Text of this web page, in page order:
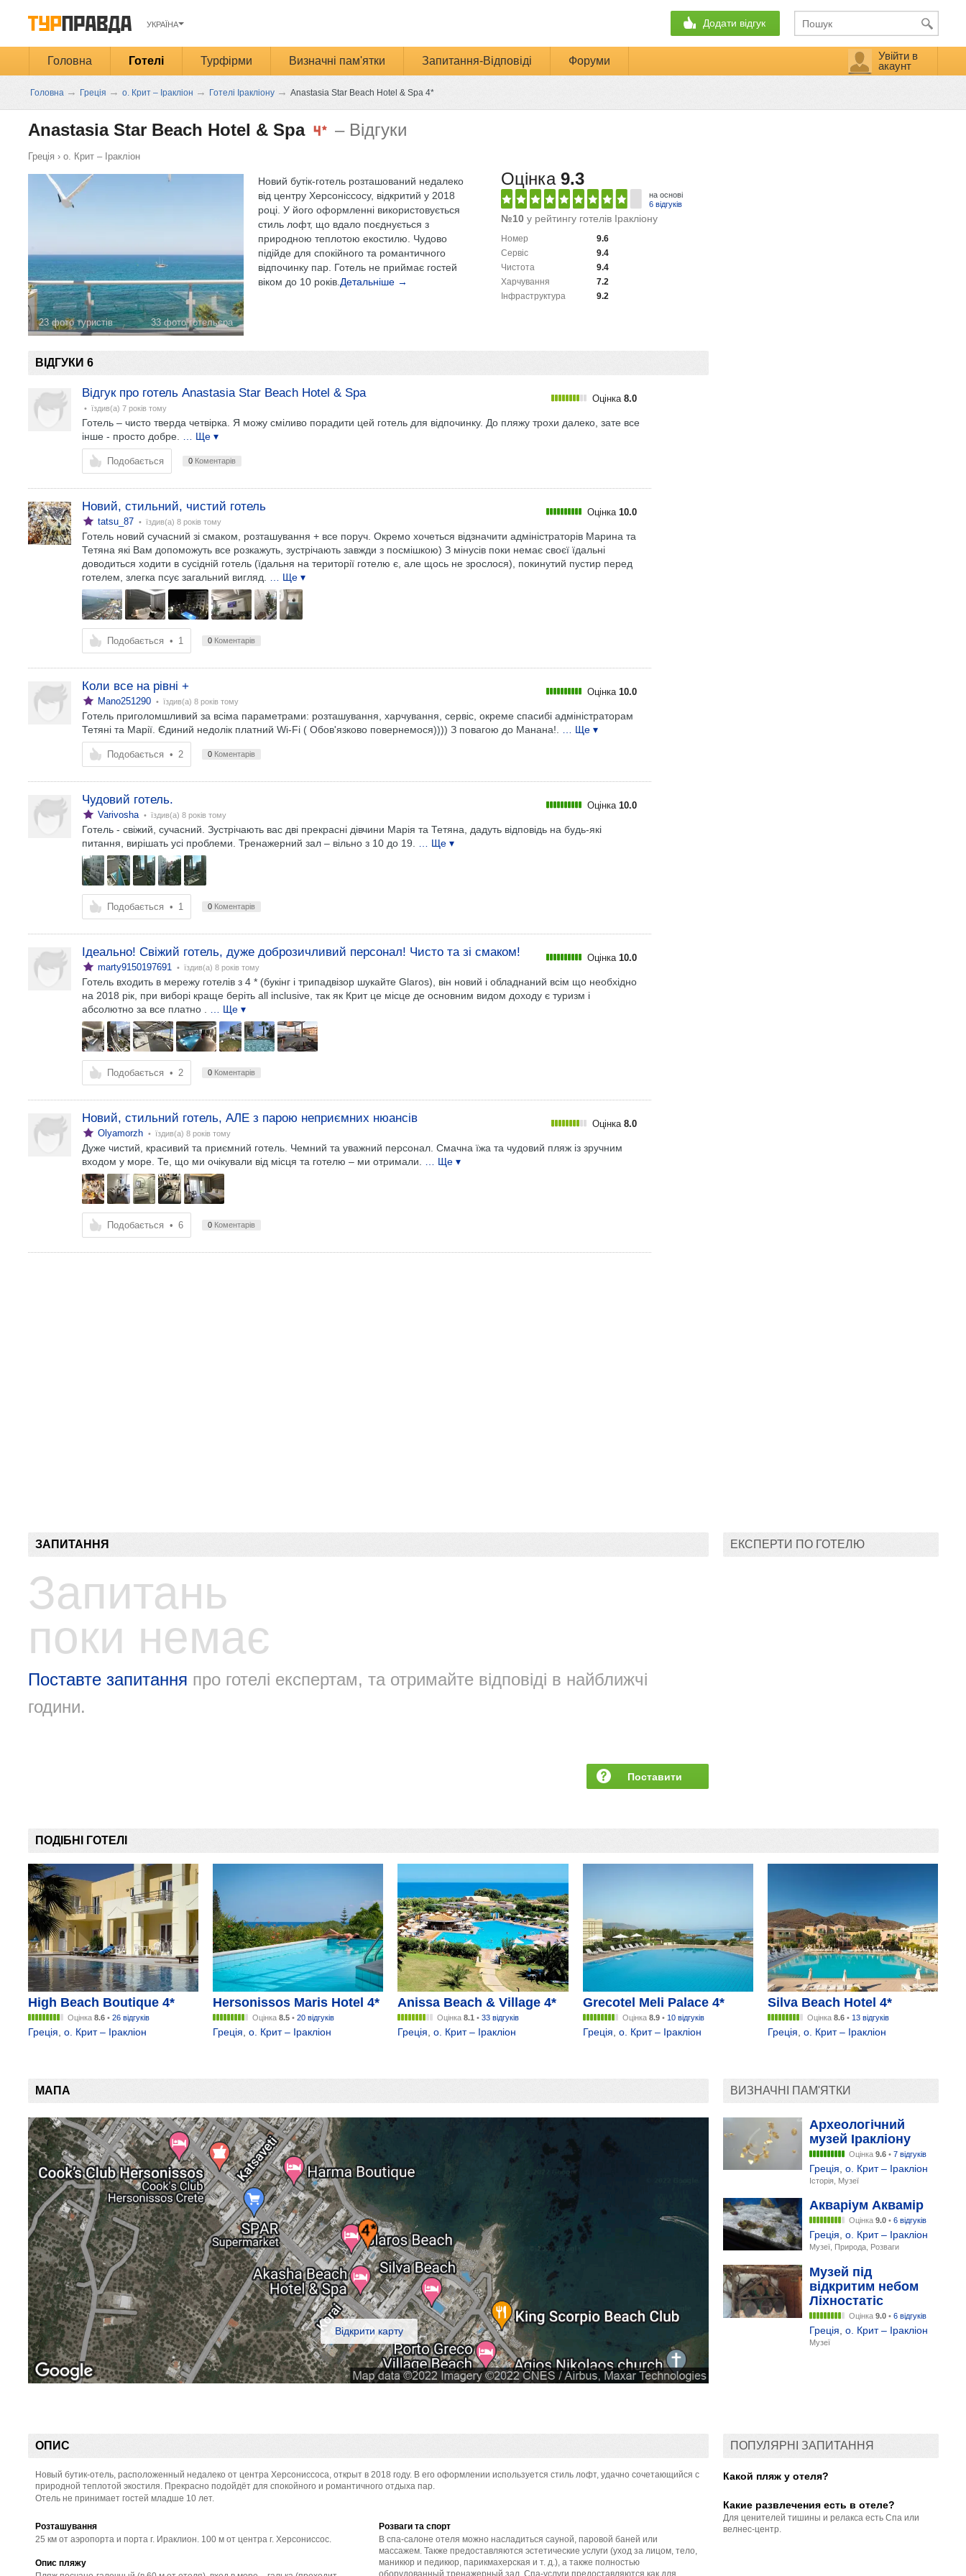
УКРАЇНА Додати відгук
Головна Готелі Турфірми Визначні пам'ятки Запитання-Відповіді Форуми
Увійти в
акаунт
Головна → Греція → о. Крит – Іракліон → Готелі Іракліону → Anastasia Star Beach Hotel & Spa 4*
Anastasia Star Beach Hotel & Spa – Відгуки
Греція › о. Крит – Іракліон
23 фото туристів 33 фото готельєра
Оцінка 9.3
на основі
6 відгуків
№10у рейтингу готелів Іракліону
9.6
Номер
9.4
Сервіс
9.4
Чистота
7.2
Харчування
9.2
Інфраструктура
Новий бутік-готель розташований недалеко
від центру Херсоніссосу, відкритий у 2018
році. У його оформленні використовується
стиль лофт, що вдало поєднується з
природною теплотою екостилю. Чудово
підійде для спокійного та романтичного
відпочинку пар. Готель не приймає гостей
віком до 10 років. Детальніше →
ВІДГУКИ 6
Відгук про готель Anastasia Star Beach Hotel & Spa
• їздив(а) 7 років тому
Оцінка 8.0
Готель – чисто тверда четвірка. Я можу сміливо порадити цей готель для відпочинку. До пляжу трохи далеко, зате все
інше - просто добре.
… Ще ▾
Подобається 0Коментарів
Новий, стильний, чистий готель
tatsu_87 • їздив(а) 8 років тому
Оцінка 10.0
Готель новий сучасний зі смаком, розташування + все поруч. Окремо хочеться відзначити адміністраторів Марина та
Тетяна які Вам допоможуть все розкажуть, зустрічають завжди з посмішкою) З мінусів поки немає своєї їдальні
доводиться ходити в сусідній готель (їдальня на території готелю є, але щось не зрослося), покинутий пустир перед
готелем, злегка псує загальний вигляд.
… Ще ▾
Подобається • 1 0Коментарів
Коли все на рівні +
Mano251290 • їздив(а) 8 років тому
Оцінка 10.0
Готель приголомшливий за всіма параметрами: розташування, харчування, сервіс, окреме спасибі адміністраторам
Тетяні та Марії. Єдиний недолік платний Wi-Fi ( Обов'язково повернемося)))) З повагою до Манана!.
… Ще ▾
Подобається • 2 0Коментарів
Чудовий готель.
Varivosha • їздив(а) 8 років тому
Оцінка 10.0
Готель - свіжий, сучасний. Зустрічають вас дві прекрасні дівчини Марія та Тетяна, дадуть відповідь на будь-які
питання, вирішать усі проблеми. Тренажерний зал – вільно з 10 до 19.
… Ще ▾
Подобається • 1 0Коментарів
Ідеально! Свіжий готель, дуже доброзичливий персонал! Чисто та зі смаком!
marty9150197691 • їздив(а) 8 років тому
Оцінка 10.0
Готель входить в мережу готелів з 4 * (букінг і трипадвізор шукайте Glaros), він новий і обладнаний всім що необхідно
на 2018 рік, при виборі краще беріть all inclusive, так як Крит це місце де основним видом доходу є туризм і
абсолютно за все платно .
… Ще ▾
Подобається • 2 0Коментарів
Новий, стильний готель, АЛЕ з парою неприємних нюансів
Olyamorzh • їздив(а) 8 років тому
Оцінка 8.0
Дуже чистий, красивий та приємний готель. Чемний та уважний персонал. Смачна їжа та чудовий пляж із зручним
входом у море. Те, що ми очікували від місця та готелю – ми отримали.
… Ще ▾
Подобається • 6 0Коментарів
ЗАПИТАННЯ
Запитань
поки немає
Поставте запитання про готелі експертам, та отримайте відповіді в найближчі
години.
Поставити
ЕКСПЕРТИ ПО ГОТЕЛЮ
ПОДІБНІ ГОТЕЛІ
High Beach Boutique 4*
Оцінка 8.6• 26 відгуків
Греція о. Крит – Іракліон
Hersonissos Maris Hotel 4*
Оцінка 8.5• 20 відгуків
Греція о. Крит – Іракліон
Anissa Beach & Village 4*
Оцінка8.1 •33 відгуків
Греція ,о. Крит – Іракліон
Grecotel Meli Palace 4*
Оцінка 8.9• 10 відгуків
Греція о. Крит – Іракліон
Silva Beach Hotel 4*
Оцінка8.6 • 13 відгуків
Греція ,о. Крит – Іракліон
МАПА
Відкрити карту
ВИЗНАЧНІ ПАМ'ЯТКИ
Археологічний
музей Іракліону
Оцінка 9.6• 7 відгуків
Греція о. Крит – Іракліон
Історія, Музеї
Акваріум Аквамір
Оцінка 9.0• 6 відгуків
Греція о. Крит – Іракліон
Музеї, Природа, Розваги
Музей під
відкритим небом
Ліхностатіс
Оцінка 9.0• 6 відгуків
Греція, о. Крит – Іракліон
Музеї
ОПИС
Новый бутик-отель, расположенный недалеко от центра Херсониссоса, открыт в 2018 году. В его оформлении используется стиль лофт, удачно сочетающийся с
природной теплотой экостиля. Прекрасно подойдёт для спокойного и романтичного отдыха пар.
Отель не принимает гостей младше 10 лет.
Розташування
25 км от аэропорта и порта г. Ираклион. 100 м от центра г. Херсониссос.
Опис пляжу
Розваги та спорт
В спа-салоне отеля можно насладиться сауной, паровой баней или
массажем. Также предоставляются эстетические услуги (уход за лицом, тело,
маникюр и педикюр, парикмахерская и т. д.), а также полностью
ПОПУЛЯРНІ ЗАПИТАННЯ
Какой пляж у отеля?
Какие развлечения есть в отеле?
Для ценителей тишины и релакса есть Спа или
велнес-центр.